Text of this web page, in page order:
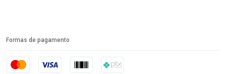
Formas de pagamento